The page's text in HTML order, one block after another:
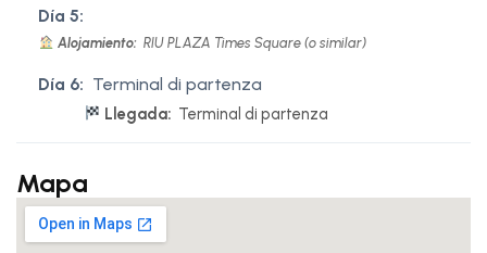
Día 5:
Alojamiento: RIU PLAZA Times Square (o similar)
Día 6: Terminal di partenza
Llegada: Terminal di partenza
Mapa